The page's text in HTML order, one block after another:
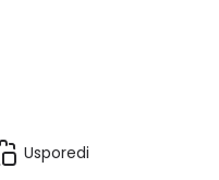
Usporedi